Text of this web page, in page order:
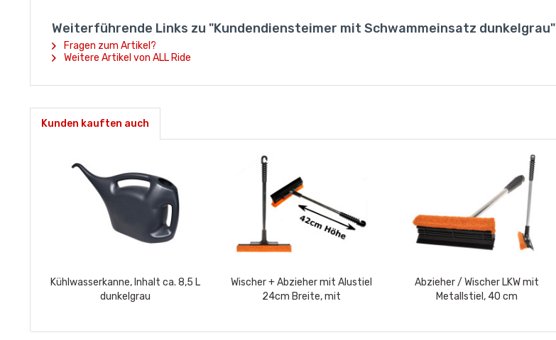
Weiterführende Links zu "Kundendiensteimer mit Schwammeinsatz dunkelgrau"
Fragen zum Artikel?
Weitere Artikel von ALL Ride
Kunden kauften auch
Kühlwasserkanne, Inhalt ca. 8,5 L
dunkelgrau
Wischer + Abzieher mit Alustiel
24cm Breite, mit
Abzieher / Wischer LKW mit
Metallstiel, 40 cm